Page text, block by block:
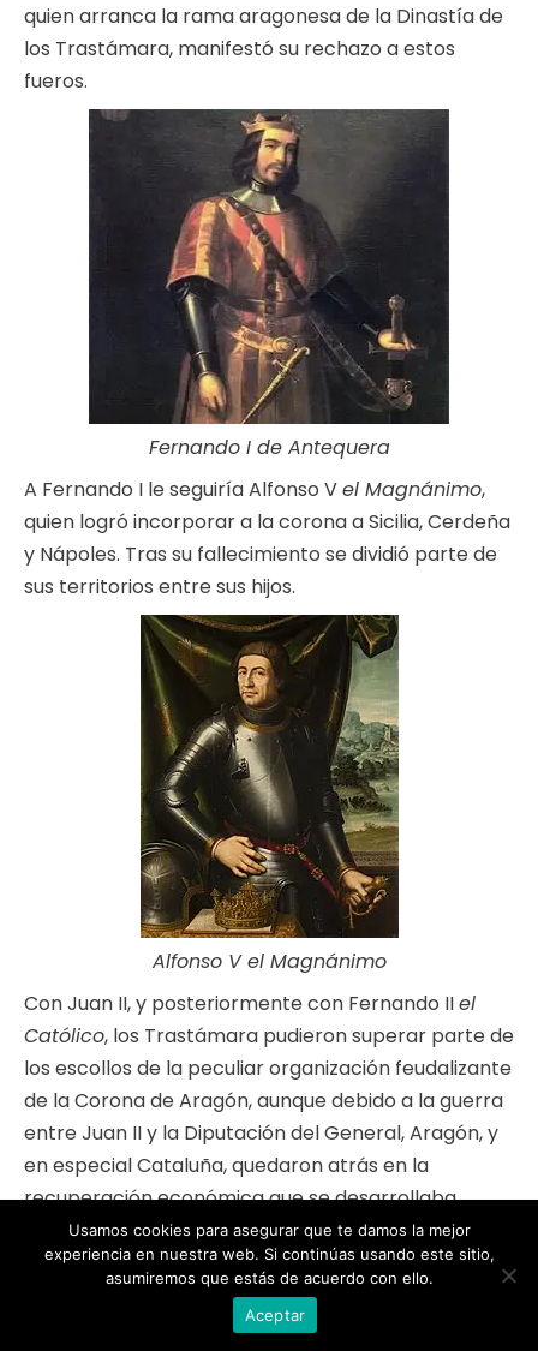
quien arranca la rama aragonesa de la Dinastía de
los Trastámara, manifestó su rechazo a estos
fueros.
Fernando I de Antequera
A Fernando I le seguiría Alfonso Vel Magnánimo,
quien logró incorporar a la corona a Sicilia, Cerdeña
y Nápoles. Tras su fallecimiento se dividió parte de
sus territorios entre sus hijos.
Alfonso V el Magnánimo
Con Juan II, y posteriormente con Fernando IIel
Católico, los Trastámara pudieron superar parte de
los escollos de la peculiar organización feudalizante
de la Corona de Aragón, aunque debido a la guerra
entre Juan II y la Diputación del General, Aragón, y
en especial Cataluña, quedaron atrás en la
recuperación económica que se desarrollaba
desde la debacle de la Peste Negra y la Crisis del
siglo XIV.
Usamos cookies para asegurar que te damos la mejor
experiencia en nuestra web. Si continúas usando este sitio,
asumiremos que estás de acuerdo con ello.
Aceptar